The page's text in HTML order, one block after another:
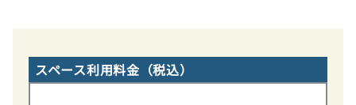
スペース利用料金（税込）